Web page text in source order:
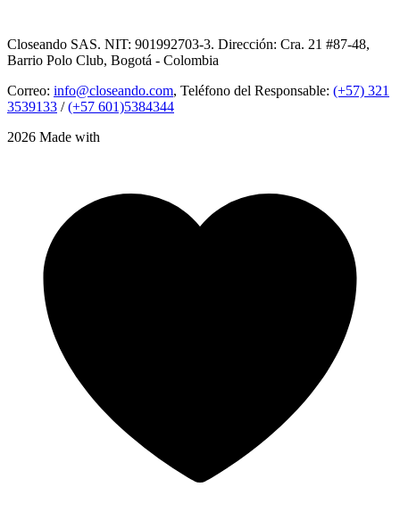
Closeando SAS. NIT: 901992703-3. Dirección: Cra. 21 #87-48,
Barrio Polo Club, Bogotá - Colombia
Correo: info@closeando.com, Teléfono del Responsable: (+57) 321
3539133 /(+57 601)5384344
2026 Made with